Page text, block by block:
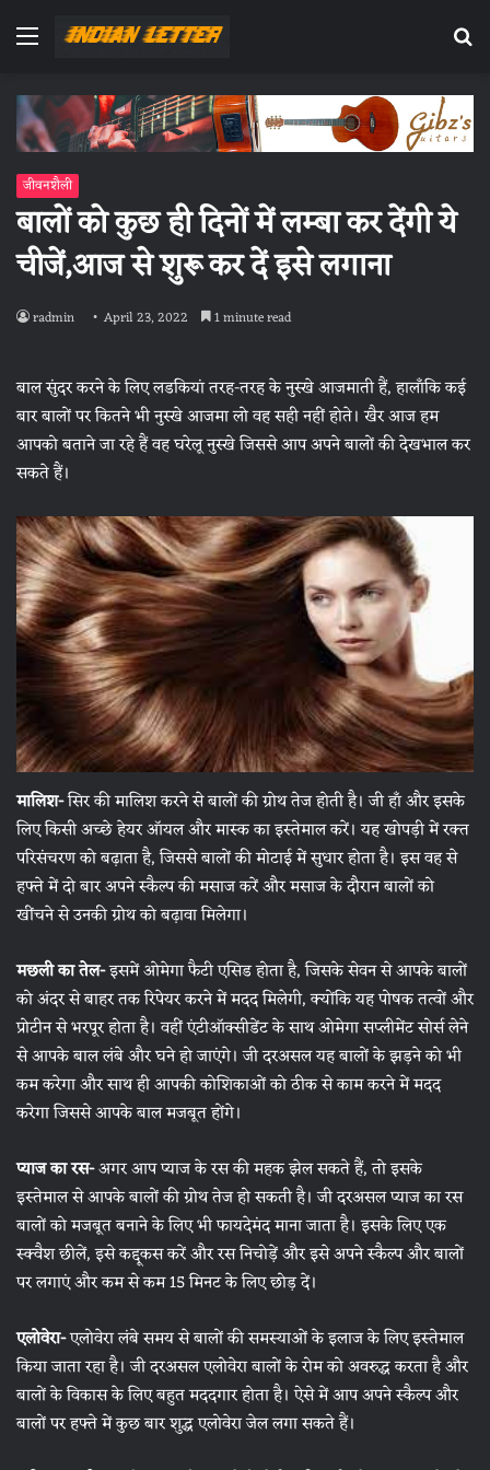
Menu
जीवनशैली
बालों को कुछ ही दिनों में लम्बा कर देंगी ये
चीजें,आज से शुरू कर दें इसे लगाना
radmin April 23, 2022 1 minute read
बाल सुंदर करने के लिए लडकियां तरह-तरह के नुस्खे आजमाती हैं, हालाँकि कई
बार बालों पर कितने भी नुस्खे आजमा लो वह सही नहीं होते। खैर आज हम
आपको बताने जा रहे हैं वह घरेलू नुस्खे जिससे आप अपने बालों की देखभाल कर
सकते हैं।
मालिश-सिर की मालिश करने से बालों की ग्रोथ तेज होती है। जी हाँ और इसके
लिए किसी अच्छे हेयर ऑयल और मास्क का इस्तेमाल करें। यह खोपड़ी में रक्त
परिसंचरण को बढ़ाता है, जिससे बालों की मोटाई में सुधार होता है। इस वह से
हफ्ते में दो बार अपने स्कैल्प की मसाज करें और मसाज के दौरान बालों को
खींचने से उनकी ग्रोथ को बढ़ावा मिलेगा।
मछली का तेल-इसमें ओमेगा फैटी एसिड होता है, जिसके सेवन से आपके बालों
को अंदर से बाहर तक रिपेयर करने में मदद मिलेगी, क्योंकि यह पोषक तत्वों और
प्रोटीन से भरपूर होता है। वहीं एंटीऑक्सीडेंट के साथ ओमेगा सप्लीमेंट सोर्स लेने
से आपके बाल लंबे और घने हो जाएंगे। जी दरअसल यह बालों के झड़ने को भी
कम करेगा और साथ ही आपकी कोशिकाओं को ठीक से काम करने में मदद
करेगा जिससे आपके बाल मजबूत होंगे।
प्याज का रस-अगर आप प्याज के रस की महक झेल सकते हैं, तो इसके
इस्तेमाल से आपके बालों की ग्रोथ तेज हो सकती है। जी दरअसल प्याज का रस
बालों को मजबूत बनाने के लिए भी फायदेमंद माना जाता है। इसके लिए एक
स्क्वैश छीलें, इसे कद्दूकस करें और रस निचोड़ें और इसे अपने स्कैल्प और बालों
पर लगाएं और कम से कम 15 मिनट के लिए छोड़ दें।
एलोवेरा-एलोवेरा लंबे समय से बालों की समस्याओं के इलाज के लिए इस्तेमाल
किया जाता रहा है। जी दरअसल एलोवेरा बालों के रोम को अवरुद्ध करता है और
बालों के विकास के लिए बहुत मददगार होता है। ऐसे में आप अपने स्कैल्प और
बालों पर हफ्ते में कुछ बार शुद्ध एलोवेरा जेल लगा सकते हैं।